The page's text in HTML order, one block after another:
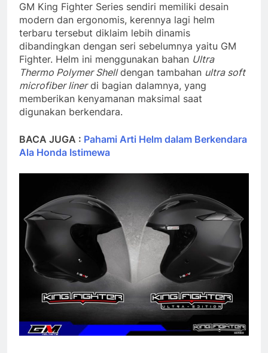
GM King Fighter Series sendiri memiliki desain
modern dan ergonomis, kerennya lagi helm
terbaru tersebut diklaim lebih dinamis
dibandingkan dengan seri sebelumnya yaitu GM
Fighter. Helm ini menggunakan bahan Ultra
Thermo Polymer Shelldengan tambahan ultra soft
microfiber linerdi bagian dalamnya, yang
memberikan kenyamanan maksimal saat
digunakan berkendara.
BACA JUGA : Pahami Arti Helm dalam Berkendara
Ala Honda Istimewa